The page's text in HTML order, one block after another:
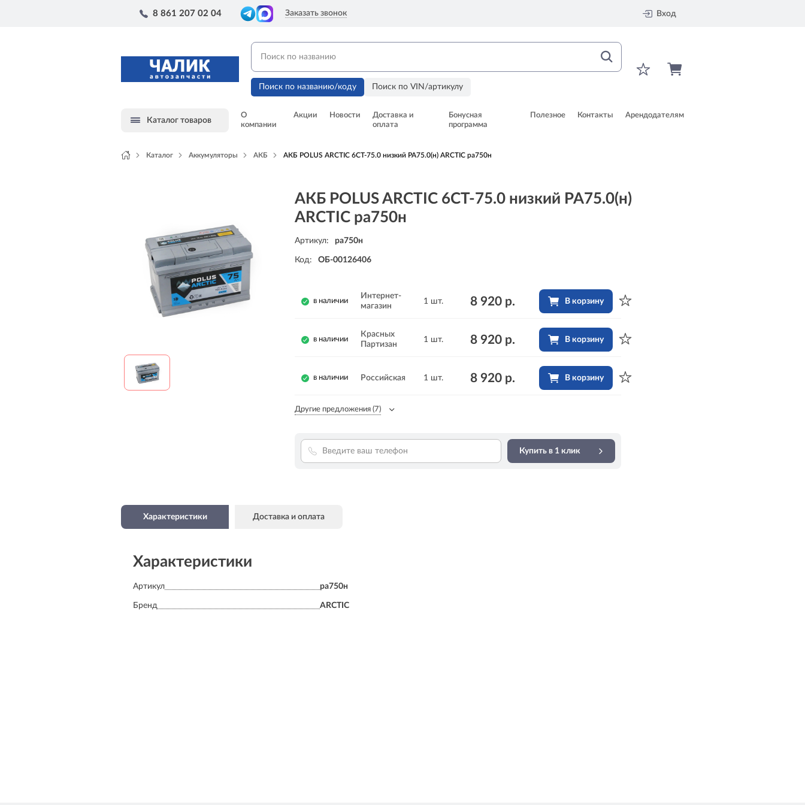
8 861 207 02 04 Заказать звонок Вход
Поиск по названию/коду Поиск по VIN/артикулу
Каталог товаров
О
компании
Акции Новости
Доставка и
оплата
Бонусная
программа
Полезное Контакты Арендодателям
Каталог Аккумуляторы АКБ АКБ POLUS ARCTIC 6СТ-75.0 низкий PA75.0(н) ARCTIC pa750н
АКБ POLUS ARCTIC 6СТ-75.0 низкий PA75.0(н)
ARCTIC pa750н
Артикул: pa750н
Код: ОБ-00126406
в наличии
Интернет-
магазин
1 шт. 8 920 р. В корзину
в наличии
Красных
Партизан
1 шт. 8 920 р. В корзину
в наличии Российская 1 шт. 8 920 р. В корзину
Другие предложения (7)
Купить в 1 клик
Характеристики Доставка и оплата
Характеристики
Артикул pa750н
Бренд ARCTIC